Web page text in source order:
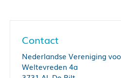
Contact
Nederlandse Vereniging
Weltevreden 4a